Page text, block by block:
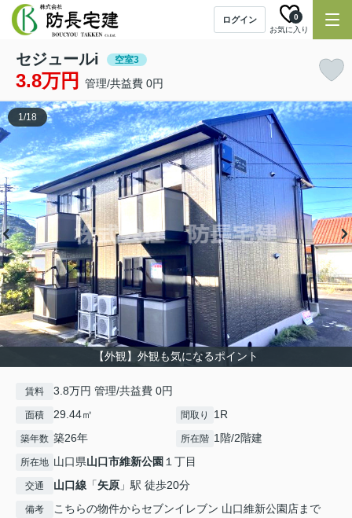
ログイン
お気に入り
0
セジュールi 空室3
3.8万円 管理/共益費 0円
【外観】外観も気になるポイント
1/18
賃料 3.8万円 管理/共益費 0円
面積 29.44㎡ 間取り 1R
築年数 築26年 所在階 1階/2階建
所在地 山口県山口市維新公園 １丁目
交通 山口線 「矢原 」駅 徒歩20分
備考
こちらの物件からセブンイレブン 山口維新公園店まで